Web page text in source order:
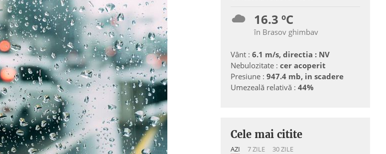
16.3 ºC
în Brasov ghimbav
Vânt : 6.1 m/s, directia : NV
Nebulozitate : cer acoperit
Presiune : 947.4 mb, in scadere
Umezeală relativă : 44%
Cele mai citite
AZI 7 ZILE 30 ZILE